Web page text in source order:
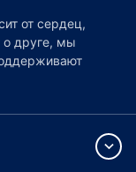
от сердец,
о друге, мы